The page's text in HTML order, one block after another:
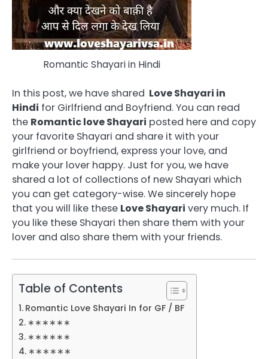
Romantic Shayari in Hindi
In this post, we have shared Love Shayari in
Hindi for Girlfriend and Boyfriend. You can read
the Romantic love Shayari posted here and copy
your favorite Shayari and share it with your
girlfriend or boyfriend, express your love, and
make your lover happy. Just for you, we have
shared a lot of collections of new Shayari which
you can get category-wise. We sincerely hope
that you will like these Love Shayari very much. If
you like these Shayari then share them with your
lover and also share them with your friends.
Table of Contents
Romantic Love Shayari In for GF / BF
∗∗∗∗∗∗
∗∗∗∗∗∗
∗∗∗∗∗∗